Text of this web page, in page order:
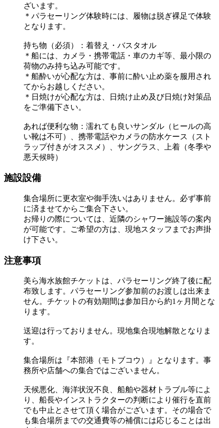
ざいます。
＊パラセーリング体験時には、履物は脱ぎ裸足で体験
となります。
持ち物（必須）：着替え・バスタオル
＊船には、カメラ・携帯電話・車のカギ等、最小限の
荷物のみ持ち込み可能です。
＊船酔いが心配な方は、事前に酔い止め薬を服用され
てからお越しください。
＊日焼けが心配な方は、日焼け止め及び日焼け対策品
をご準備下さい。
あれば便利な物：濡れても良いサンダル（ヒールの高
い靴は不可）、携帯電話やカメラの防水ケース（スト
ラップ付きがオススメ）、サングラス、上着（冬季や
悪天候時）
施設設備
集合場所に更衣室や御手洗いはありません。必ず事前
に済ませてからご集合下さい。
お帰りの際については、近隣のシャワー施設等の案内
が可能です。ご希望の方は、現地スタッフまでお声掛
け下さい。
注意事項
美ら海水族館チケットは、パラセーリング終了後に配
布致します。パラセーリング参加前のお渡しは出来ま
せん。チケットの有効期間は参加日から約1ヶ月間とな
ります。
送迎は行っておりません。現地集合現地解散となりま
す。
集合場所は『本部港（モトブコウ）』となります。事
務所や店舗への集合ではございません。
天候悪化、海洋状況不良、船舶や器材トラブル等によ
り、船長やインストラクターの判断により催行を直前
でも中止とさせて頂く場合がございます。その場合で
も集合場所までの交通費等の補償には応じることは出